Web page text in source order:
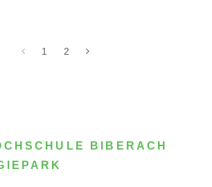
1 2
BIBERACH